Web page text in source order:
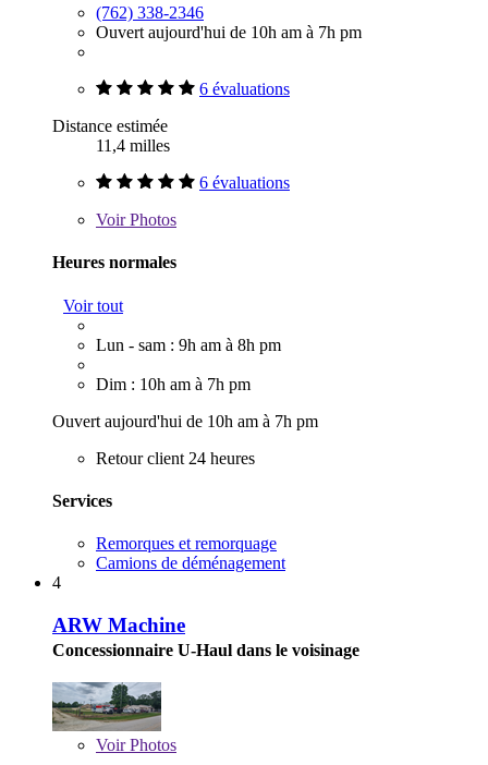
(762) 338-2346
Ouvert aujourd'hui de 10h am à 7h pm
6 évaluations
Distance estimée
11,4 milles
6 évaluations
VoirPhotos
Heures normales
Voir tout
Lun - sam : 9h am à 8h pm
Dim : 10h am à 7h pm
Ouvert aujourd'hui de 10h am à 7h pm
Retour client 24 heures
Services
Remorques et remorquage
Camions de déménagement
4
ARW Machine
Concessionnaire U-Haul dans le voisinage
VoirPhotos